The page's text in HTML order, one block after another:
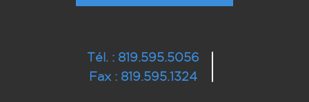
Tél. : 819.595.5056
Fax : 819.595.1324